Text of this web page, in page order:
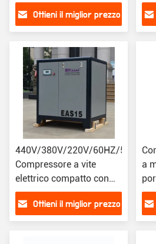
pressione per laboratorio
industriale
Ottieni il miglior prezzo
440V/380V/220V/60HZ/50HZ
Compressore a vite
elettrico compatto con
stile di lubrificazione
Ottieni il miglior prezzo
a